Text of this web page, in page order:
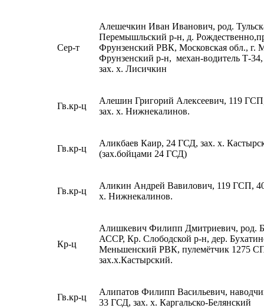
Сер-т
Алешечкин Иван Иванович, род.
Перемышльский р-н, д.
Фрунзенский РВК, Московская обл., г.
Фрунзенский р-н, механ-водитель Т-
зах. х. Лисичкин
Гв.кр-ц
Алешин Григорий Алексеевич, 119
зах. х. Нижнекалинов.
Гв.кр-ц
Аликбаев Каир, 24 ГСД, зах. х.
(зах.бойцами 24 ГСД)
Гв.кр-ц
Аликин Андрей Вавилович, 119 ГСП,
х. Нижнекалинов.
Кр-ц
Алишкевич Филипп Дмитриевич, род.
АССР, Кр. Слободской р-н, дер.
Меньшенский РВК, пулемётчик 1275
зах.х.Кастырский.
Гв.кр-ц
Алипатов Филипп Васильевич,
33 ГСД, зах. х. Каргальско-Белянский